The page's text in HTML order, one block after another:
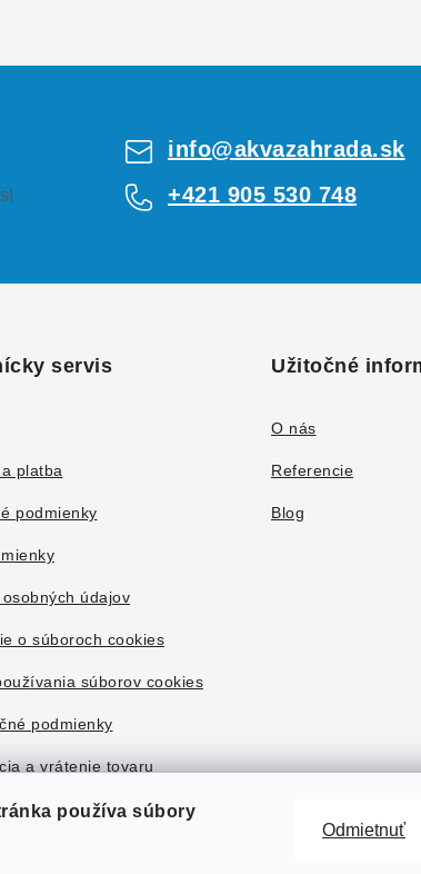
používa súbory
Odmietnuť
info@akvazahrada.sk
+421 905 530 748
servis
platba
podmienky
údajov
o súboroch cookies
súborov cookies
podmienky
a vrátenie tovaru
Užitočné
O nás
Referencie
Blog